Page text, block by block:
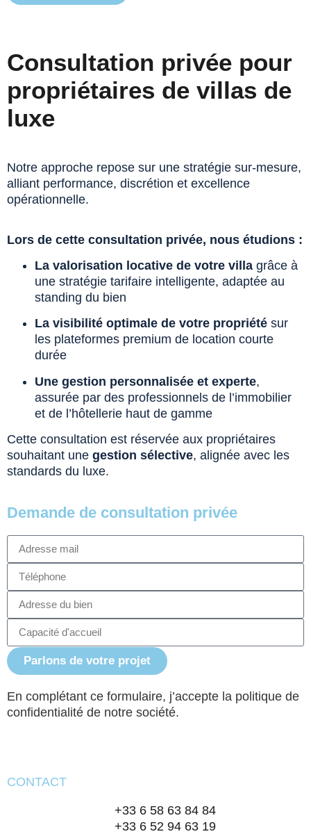
Consultation privée pour
propriétaires de villas de
luxe
Notre approche repose sur une stratégie sur-mesure,
alliant performance, discrétion et excellence
opérationnelle.
Lors de cette consultation privée, nous étudions :
La valorisation locative de votre villa grâce à
une stratégie tarifaire intelligente, adaptée au
standing du bien
La visibilité optimale de votre propriété sur
les plateformes premium de location courte
durée
Une gestion personnalisée et experte,
assurée par des professionnels de l’immobilier
et de l’hôtellerie haut de gamme
Cette consultation est réservée aux propriétaires
souhaitant une gestion sélective, alignée avec les
standards du luxe.
Demande de consultation privée
Parlons de votre projet
En complétant ce formulaire, j’accepte la politique de
confidentialité de notre société.
CONTACT
+33 6 58 63 84 84
+33 6 52 94 63 19